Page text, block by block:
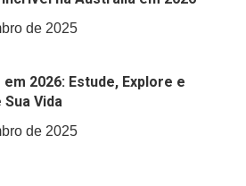
de 2025
2026: Estude, Explore e
Vida
de 2025